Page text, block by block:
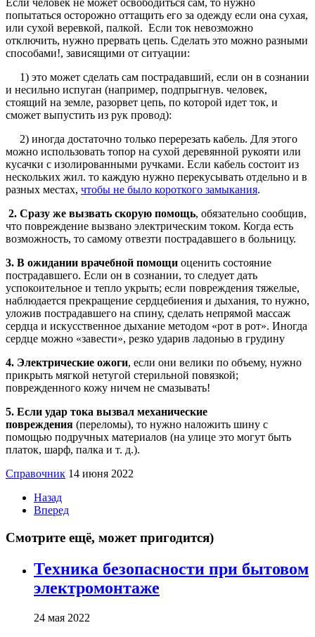
Если человек не может освободиться сам, то нужно
попытаться осторожно оттащить его за одежду если она сухая,
или сухой веревкой, палкой. Если ток невозможно
отключить, нужно прервать цепь. Сделать это можно разными
способами!, зависящими от ситуации:
1) это может сделать сам пострадавший, если он в сознании
и несильно испуган (например, подпрыгнув. человек,
стоящий на земле, разорвет цепь, по которой идет ток, и
сможет выпустить из рук провод):
2) иногда достаточно только перерезать кабель. Для этого
можно использовать топор на сухой деревянной рукояти или
кусачки с изолированными ручками. Если кабель состоит из
нескольких жил. то каждую нужно перекусывать отдельно и в
разных местах, чтобы не было короткого замыкания.
2. Сразу же вызвать скорую помощь, обязательно сообщив,
что повреждение вызвано электрическим током. Когда есть
возможность, то самому отвезти пострадавшего в больницу.
3. В ожидании врачебной помощи оценить состояние
пострадавшего. Если он в сознании, то следует дать
успокоительное и тепло укрыть; если повреждения тяжелые,
наблюдается прекращение сердцебиения и дыхания, то нужно,
уложив пострадавшего на спину, сделать непрямой массаж
сердца и искусственное дыхание методом «рот в рот». Иногда
сердце можно «завести», резко ударив ладонью в грудину
4. Электрические ожоги, если они велики по объему, нужно
прикрыть мягкой нетугой стерильной повязкой;
поврежденного кожу ничем не смазывать!
5. Если удар тока вызвал механические
повреждения (переломы), то нужно наложить шину с
помощью подручных материалов (на улице это могут быть
платок, шарф, палка и т. д.).
Справочник 14 июня 2022
Назад
Вперед
Смотрите ещё, может пригодится)
Техника безопасности при бытовом
электромонтаже
24 мая 2022